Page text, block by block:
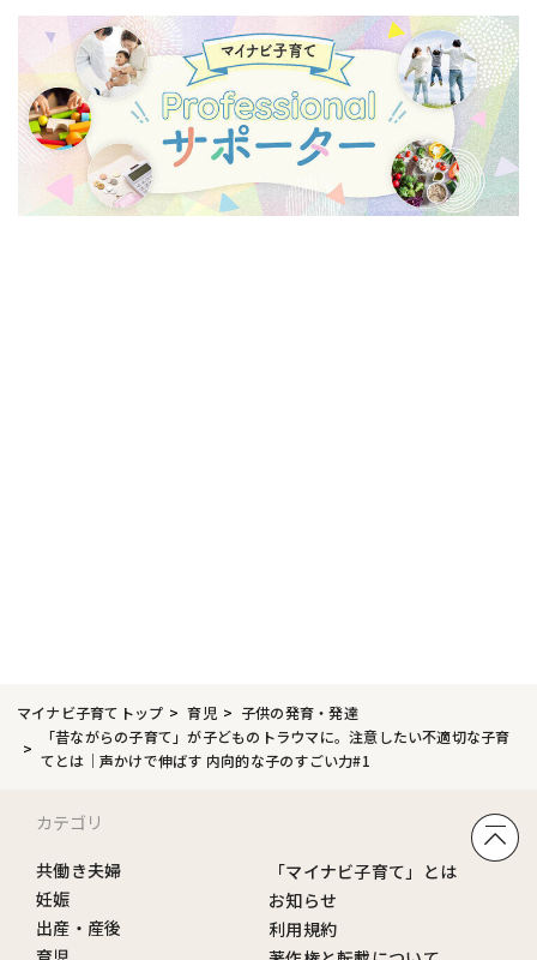
マイナビ子育てトップ 育児
子供の発育・発達
「昔ながらの子育て」が子どものトラウマに。注意したい不適切な子育
てとは｜声かけで伸ばす 内向的な子のすごい力#1
カテゴリ
共働き夫婦
妊娠
出産・産後
「マイナビ子育て」とは
お知らせ
利用規約